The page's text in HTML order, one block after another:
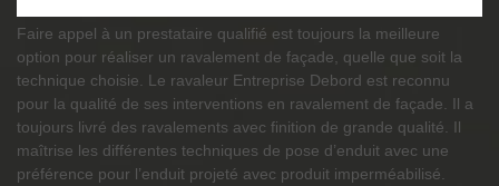
Faire appel à un prestataire qualifié est toujours la meilleure
option pour réaliser un ravalement de façade, quelle que soit la
technique choisie. Le ravaleur Entreprise Debord est reconnu
pour la qualité de ses interventions en ravalement de façade. Il a
toujours livré des ravalements avec finition de grande qualité. Il
maîtrise les différentes techniques de pose d’enduit avec une
préférence pour l’enduit projeté avec produit imperméabilisé.